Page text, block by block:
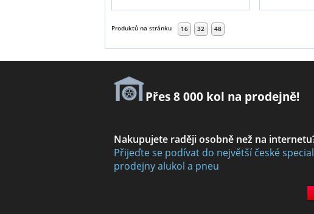
Produktů na stránku 16 32 48
Přes 8 000 kol na prodejně!
Nakupujete raději osobně než na
Přijeďte se podívat do největší české
prodejny alukol a pneu